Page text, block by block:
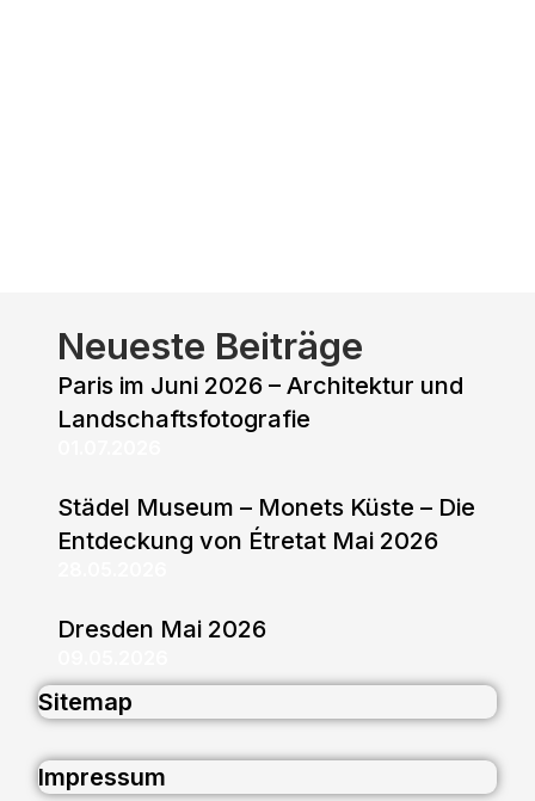
Sitemap
Impressum
Neueste Beiträge
Paris im Juni 2026 – Architektur und
Landschaftsfotografie
Städel Museum – Monets Küste – Die
Entdeckung von Étretat Mai 2026
Dresden Mai 2026